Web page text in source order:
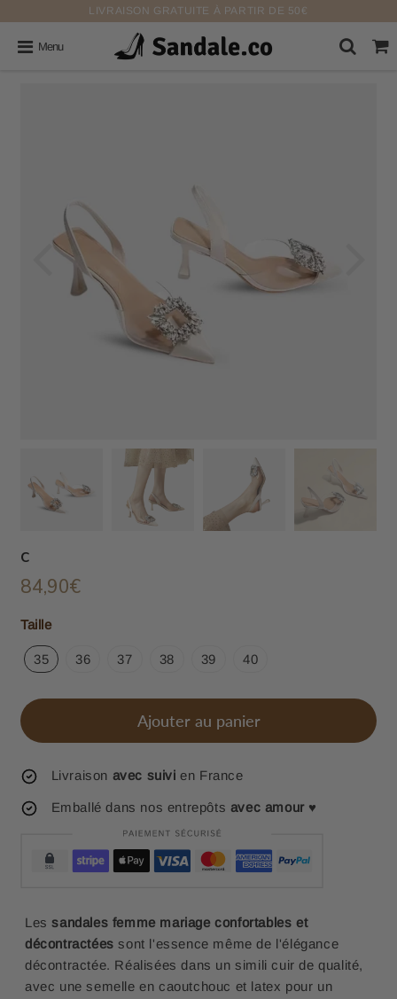
LIVRAISON GRATUITE À PARTIR DE 50€
Menu
c
84,90€
price
Taille
35 36 37 38 39 40
Ajouter au panier
Livraison avec suivi en France
Emballé dans nos entrepôts avec amour ♥
Lessandales femme mariage confortables et
décontractées sont l'essence même de l'élégance
décontractée. Réalisées dans un simili cuir de qualité,
avec une semelle en caoutchouc et latex pour un